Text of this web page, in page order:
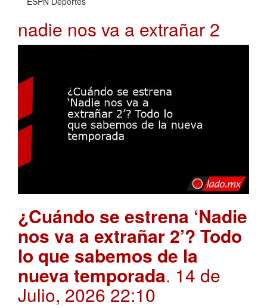
nadie nos va a extrañar 2
¿Cuándo se estrena ‘Nadie
nos va a extrañar 2’? Todo
lo que sabemos de la
nueva temporada. 14 de
Julio, 2026 22:10